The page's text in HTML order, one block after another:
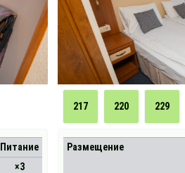
Питание
×3
217 220 229
Размещение